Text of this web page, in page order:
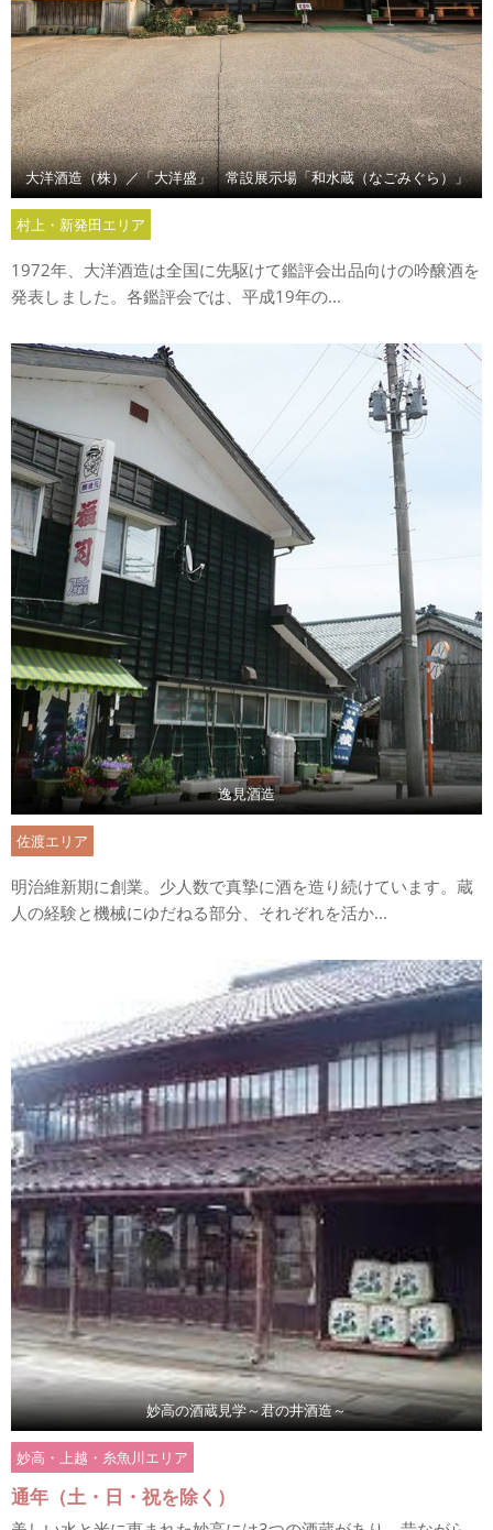
大洋酒造（株）／「大洋盛」 常設展示場「和水蔵（なごみぐら）」
村上・新発田エリア
1972年、大洋酒造は全国に先駆けて鑑評会出品向けの吟醸酒を
発表しました。各鑑評会では、平成19年の...
逸見酒造
佐渡エリア
明治維新期に創業。少人数で真摯に酒を造り続けています。蔵
人の経験と機械にゆだねる部分、それぞれを活か...
妙高の酒蔵見学～君の井酒造～
妙高・上越・糸魚川エリア
通年（土・日・祝を除く）